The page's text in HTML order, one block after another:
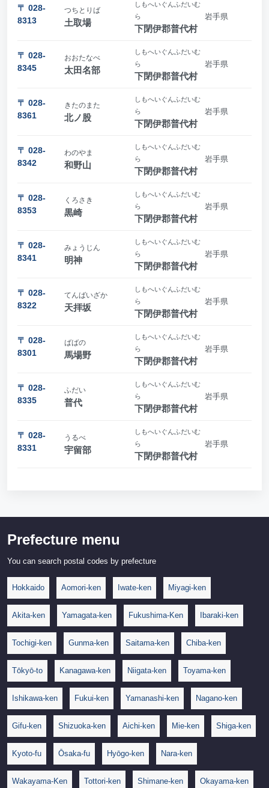
〒 028-
8313
つちとりば
土取場
しもへいぐんふだいむ
ら
下閉伊郡普代村
岩手県
〒 028-
8345
おおたなべ
太田名部
しもへいぐんふだいむ
ら
下閉伊郡普代村
岩手県
〒 028-
8361
きたのまた
北ノ股
しもへいぐんふだいむ
ら
下閉伊郡普代村
岩手県
〒 028-
8342
わのやま
和野山
しもへいぐんふだいむ
ら
下閉伊郡普代村
岩手県
〒 028-
8353
くろさき
黒崎
しもへいぐんふだいむ
ら
下閉伊郡普代村
岩手県
〒 028-
8341
みょうじん
明神
しもへいぐんふだいむ
ら
下閉伊郡普代村
岩手県
〒 028-
8322
てんばいざか
天拝坂
しもへいぐんふだいむ
ら
下閉伊郡普代村
岩手県
〒 028-
8301
ばばの
馬場野
しもへいぐんふだいむ
ら
下閉伊郡普代村
岩手県
〒 028-
8335
ふだい
普代
しもへいぐんふだいむ
ら
下閉伊郡普代村
岩手県
〒 028-
8331
うるべ
宇留部
しもへいぐんふだいむ
ら
下閉伊郡普代村
岩手県
Prefecture menu
You can search postal codes by prefecture
Hokkaido Aomori-ken Iwate-ken Miyagi-ken
Akita-ken Yamagata-ken Fukushima-Ken Ibaraki-ken
Tochigi-ken Gunma-ken Saitama-ken Chiba-ken
Tōkyō-to Kanagawa-ken Niigata-ken Toyama-ken
Ishikawa-ken Fukui-ken Yamanashi-ken Nagano-ken
Gifu-ken Shizuoka-ken Aichi-ken Mie-ken Shiga-ken
Kyoto-fu Ōsaka-fu Hyōgo-ken Nara-ken
Wakayama-Ken Tottori-ken Shimane-ken Okayama-ken